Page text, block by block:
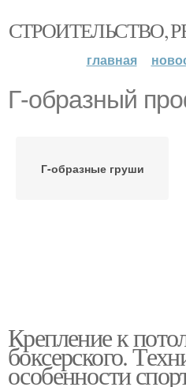
СТРОИТЕЛЬСТВО,
главная
Г-образный
Г-образные груши
Крепление к
боксерского.
особенности